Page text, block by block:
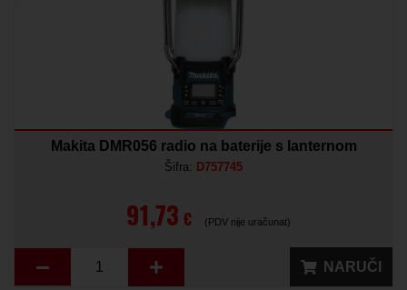
Makita DMR056 radio na baterije s lanternom
Šifra: D757745
91,73 € (PDV nije uračunat)
NARUČI